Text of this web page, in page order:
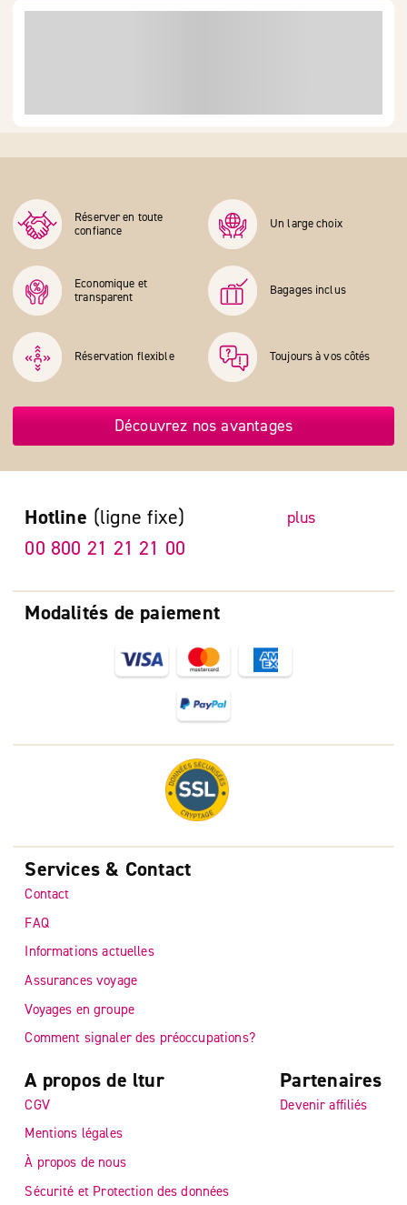
Réserver en toute
confiance
Un large choix
Economique et
transparent
Bagages inclus
Réservation flexible Toujours à vos côtés
Découvrez nos avantages
Modalités de paiement
Hotline (ligne fixe) plus
00 800 21 21 21 00
Services & Contact
Contact
FAQ
Informations actuelles
Assurances voyage
Voyages en groupe
Comment signaler des préoccupations?
A propos de ltur
CGV
Mentions légales
À propos de nous
Sécurité et Protection des données
Partenaires
Devenir affiliés